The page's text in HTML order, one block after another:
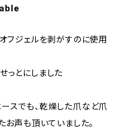
フジェルを剥がすのに使用
っとにしました
スでも、乾燥した爪など爪
お声も頂いていました。